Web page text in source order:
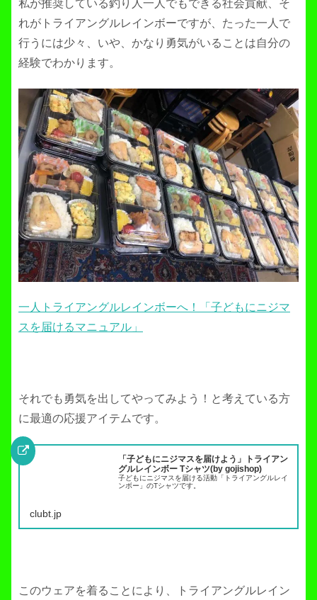
私が推奨している釣り人一人でもできる社会貢献、そ
れがトライアングルレインボーですが、たった一人で
行うには少々、いや、かなり勇気がいることは自分の
経験でわかります。
一人トライアングルレインボーへ！「子どもにニジマ
スを届けるマニュアル」
それでも勇気を出してやってみよう！と考えている方
に最適の応援アイテムです。
「子どもにニジマスを届けよう」トライアン
グルレインボー Tシャツ(by gojishop)
子どもにニジマスを届ける活動「トライアングルレイ
ンボー」のTシャツです。
clubt.jp
このウェアを着ることにより、トライアングルレイン